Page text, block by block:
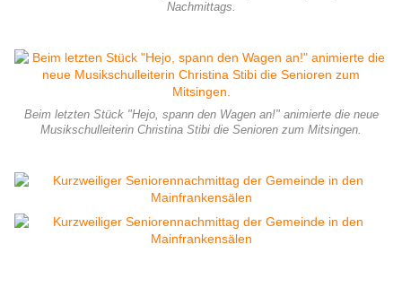
Nachmittags.
Beim letzten Stück "Hejo, spann den Wagen an!" animierte die neue
Musikschulleiterin Christina Stibi die Senioren zum Mitsingen.